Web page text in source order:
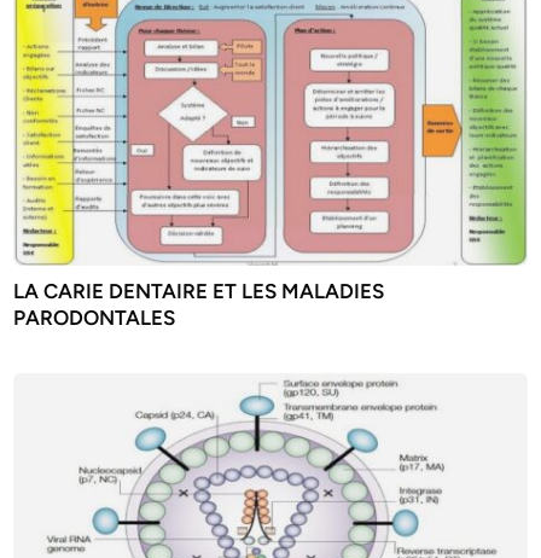
LA CARIE DENTAIRE ET LES MALADIES
PARODONTALES